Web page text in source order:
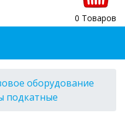
0 Товаров
оборудование
подкатные